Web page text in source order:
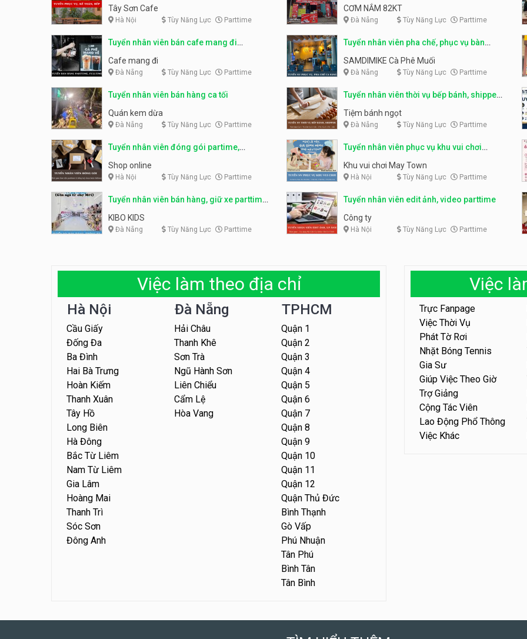
Tây Sơn Cafe
Hà Nội Tùy Năng Lực Parttime
trường
CƠM NẮM 82KT
Đà Nẵng Tùy Năng Lực Parttime
Tuyển nhân viên bán cafe mang đi
parttime, fulltime
Cafe mang đi
Đà Nẵng Tùy Năng Lực Parttime
Tuyển nhân viên pha chế, phục vụ bàn
parttime
SAMDIMIKE Cà Phê Muối
Đà Nẵng Tùy Năng Lực Parttime
Tuyển nhân viên bán hàng ca tối
Quán kem dừa
Đà Nẵng Tùy Năng Lực Parttime
Tuyển nhân viên thời vụ bếp bánh, shipper
parttime
Tiệm bánh ngọt
Đà Nẵng Tùy Năng Lực Parttime
Tuyển nhân viên đóng gói partime,
fulltime
Shop online
Hà Nội Tùy Năng Lực Parttime
Tuyển nhân viên phục vụ khu vui chơi
parttime linh động
Khu vui chơi May Town
Hà Nội Tùy Năng Lực Parttime
Tuyển nhân viên bán hàng, giữ xe parttime
– Kibo Kid
KIBO KIDS
Đà Nẵng Tùy Năng Lực Parttime
Tuyển nhân viên edit ảnh, video parttime
Công ty
Hà Nội Tùy Năng Lực Parttime
Việc làm theo địa chỉ
Hà Nội
Cầu Giấy
Đống Đa
Ba Đình
Hai Bà Trưng
Hoàn Kiếm
Thanh Xuân
Tây Hồ
Long Biên
Hà Đông
Bắc Từ Liêm
Nam Từ Liêm
Gia Lâm
Hoàng Mai
Thanh Trì
Sóc Sơn
Đông Anh
Đà Nẵng
Hải Châu
Thanh Khê
Sơn Trà
Ngũ Hành Sơn
Liên Chiểu
Cẩm Lệ
Hòa Vang
TPHCM
Quận 1
Quận 2
Quận 3
Quận 4
Quận 5
Quận 6
Quận 7
Quận 8
Quận 9
Quận 10
Quận 11
Quận 12
Quận Thủ Đức
Bình Thạnh
Gò Vấp
Phú Nhuận
Tân Phú
Bình Tân
Tân Bình
Việc
Trực Fanpage
Việc Thời Vụ
Phát Tờ Rơi
Nhặt Bóng Tennis
Gia Sư
Giúp Việc Theo Giờ
Trợ Giảng
Cộng Tác Viên
Lao Động Phổ Thông
Việc Khác